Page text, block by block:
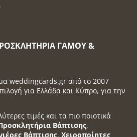
ΓΆΜΟΥ &
weddingcards.gr από το 2007
για Ελλάδα και Κύπρο, για την
τιμές και τα πιο ποιοτικά
Βάπτισης,
Βάπτισης, Χειροποίητες